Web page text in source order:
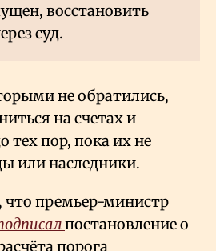
восстановить
суд.
не обратились,
на счетах и
тех пор, пока их не
или наследники.
что премьер-министр
постановление о
порога